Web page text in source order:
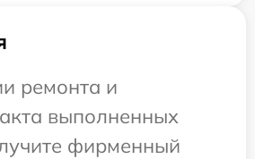
ремонта и
выполненных
фирменный